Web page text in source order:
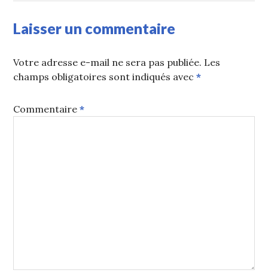
Laisser un commentaire
Votre adresse e-mail ne sera pas publiée. Les
champs obligatoires sont indiqués avec*
Commentaire*